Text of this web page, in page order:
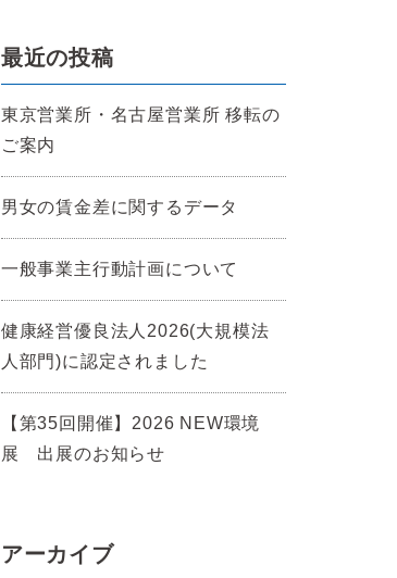
最近の投稿
東京営業所・名古屋営業所 移転の
ご案内
男女の賃金差に関するデータ
一般事業主行動計画について
健康経営優良法人2026(大規模法
人部門)に認定されました
【第35回開催】2026 NEW環境
展 出展のお知らせ
アーカイブ